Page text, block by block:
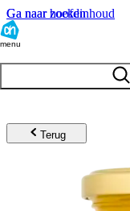
Ga naar hoofdinhoud
Ga naar zoeken
menu
Terug